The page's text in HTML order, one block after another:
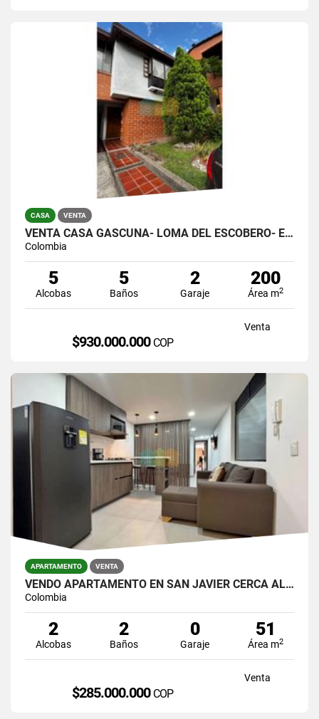
CASA VENTA
VENTA CASA GASCUÑA- LOMA DEL ESCOBERO- ENVIGADO
Colombia
5
Alcobas
5
Baños
2
Garaje
200
Área m2
Venta
$930.000.000 COP
APARTAMENTO VENTA
VENDO APARTAMENTO EN SAN JAVIER CERCA AL METRO
Colombia
2
Alcobas
2
Baños
0
Garaje
51
Área m2
Venta
$285.000.000 COP